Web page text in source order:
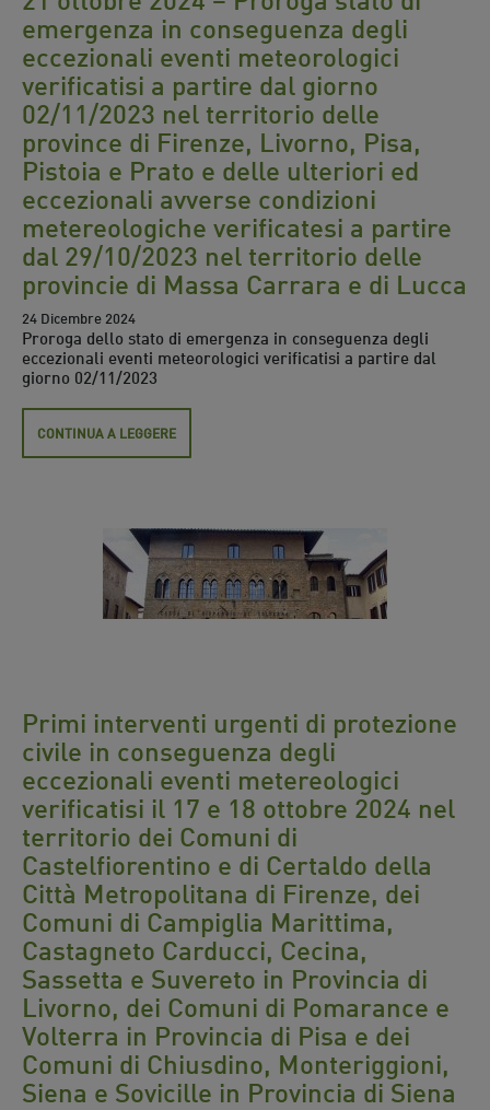
emergenza in conseguenza degli
eccezionali eventi meteorologici
verificatisi a partire dal giorno
02/11/2023 nel territorio delle
province di Firenze, Livorno, Pisa,
Pistoia e Prato e delle ulteriori ed
eccezionali avverse condizioni
metereologiche verificatesi a partire
dal 29/10/2023 nel territorio delle
provincie di Massa Carrara e di Lucca
24 Dicembre 2024
Proroga dello stato di emergenza in conseguenza degli
eccezionali eventi meteorologici verificatisi a partire dal
giorno 02/11/2023
CONTINUA A LEGGERE
Primi interventi urgenti di protezione
civile in conseguenza degli
eccezionali eventi metereologici
verificatisi il 17 e 18 ottobre 2024 nel
territorio dei Comuni di
Castelfiorentino e di Certaldo della
Città Metropolitana di Firenze, dei
Comuni di Campiglia Marittima,
Castagneto Carducci, Cecina,
Sassetta e Suvereto in Provincia di
Livorno, dei Comuni di Pomarance e
Volterra in Provincia di Pisa e dei
Comuni di Chiusdino, Monteriggioni,
Siena e Sovicille in Provincia di Siena